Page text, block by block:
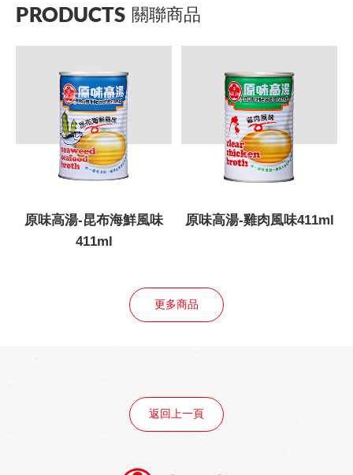
PRODUCTS 關聯商品
原味高湯-昆布海鮮風味
411ml
原味高湯-雞肉風味411ml
更多商品
返回上一頁